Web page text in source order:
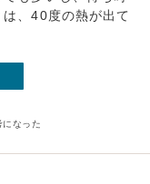
、40度の熱が出て
になった